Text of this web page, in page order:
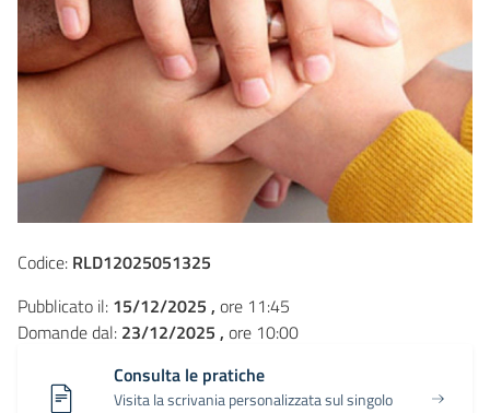
Codice: RLD12025051325
Pubblicato il: 15/12/2025 , ore 11:45
Domande dal: 23/12/2025 , ore 10:00
Consulta le pratiche
Visita la scrivania personalizzata sul singolo